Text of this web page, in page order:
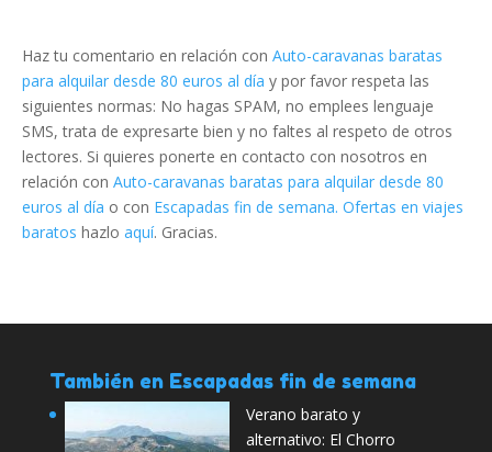
Haz tu comentario en relación con Auto-caravanas baratas
para alquilar desde 80 euros al día y por favor respeta las
siguientes normas: No hagas SPAM, no emplees lenguaje
SMS, trata de expresarte bien y no faltes al respeto de otros
lectores. Si quieres ponerte en contacto con nosotros en
relación con Auto-caravanas baratas para alquilar desde 80
euros al día o con Escapadas fin de semana. Ofertas en viajes
baratos hazlo aquí. Gracias.
También en Escapadas fin de semana
Verano barato y
alternativo: El Chorro